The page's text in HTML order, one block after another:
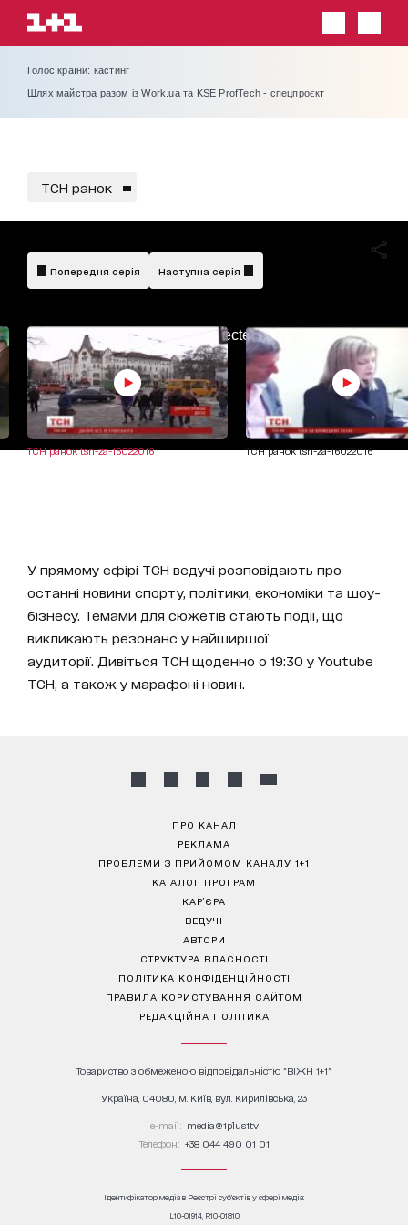
Голос країни: кастинг
Шлях майстра разом із Work.ua та KSE ProfTech - спецпроєкт
ТСН ранок
AdBlockDetected!
Попередня серія Наступна серія
ТСН ранок tsn-za-16022016 ТСН ранок tsn-za-16022016
У прямому ефірі ТСН ведучі розповідають про
останні новини спорту, політики, економіки та шоу-
бізнесу. Темами для сюжетів стають події, що
викликають резонанс у найширшої
аудиторії. Дивіться ТСН щоденно о 19:30 у Youtube
ТСН, а також у марафоні новин.
ПРО КАНАЛ
РЕКЛАМА
ПРОБЛЕМИ З ПРИЙОМОМ КАНАЛУ 1+1
КАТАЛОГ ПРОГРАМ
КАР’ЄРА
ВЕДУЧІ
АВТОРИ
СТРУКТУРА ВЛАСНОСТІ
ПОЛІТИКА КОНФІДЕНЦІЙНОСТІ
ПРАВИЛА КОРИСТУВАННЯ САЙТОМ
РЕДАКЦІЙНА ПОЛІТИКА
Товариство з обмеженою відповідальністю "ВІЖН 1+1"
Україна, 04080, м. Київ, вул. Кирилівська, 23
е-mail: media@1plus1.tv
Телефон: +38 044 490 01 01
Ідентифікатор медіа в Реєстрі суб’єктів у сфері медіа:
L10-01914, R10-01810